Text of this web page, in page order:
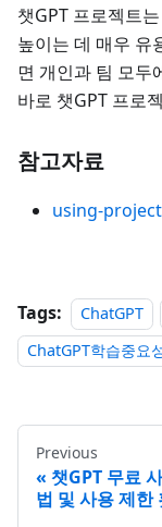
챗GPT 프로젝트
높이는 데 매우 유
면 개인과 팀 모두
바로 챗GPT 프로
참고자료
using-
Tags: ChatGPT
ChatGPT학습중요
Previous
챗GPT 무료
법 및 사용 제한